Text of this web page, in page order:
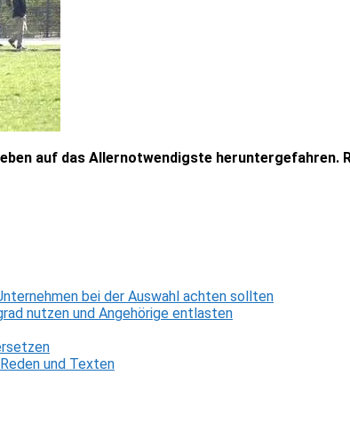
auf das Allernotwendigste heruntergefahren.
bei der Auswahl achten sollten
nutzen und Angehörige entlasten
und Texten